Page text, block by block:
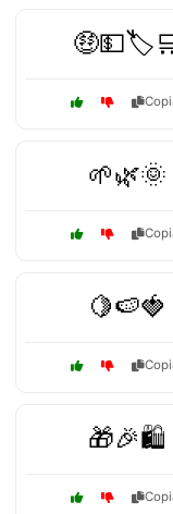
🌱🌿🌞
🍋🍉🍓
🎁🎉🛍️